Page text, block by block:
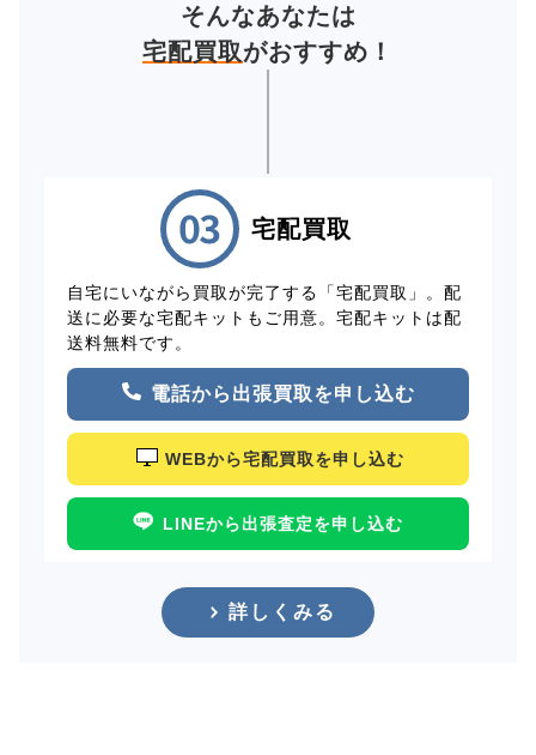
そんなあなたは
宅配買取がおすすめ！
宅配買取
自宅にいながら買取が完了する「宅配買取」。配
送に必要な宅配キットもご用意。宅配キットは配
送料無料です。
電話から出張買取を申し込む
WEBから宅配買取を申し込む
LINEから出張査定を申し込む
詳しくみる